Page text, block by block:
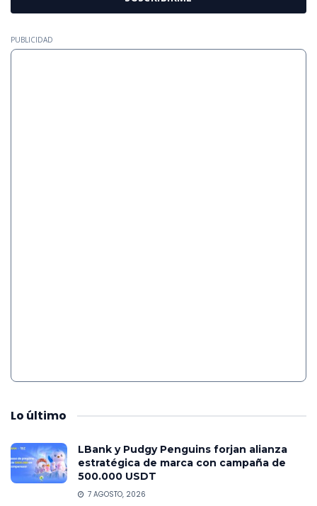
PUBLICIDAD
Lo último
LBank y Pudgy Penguins forjan alianza
estratégica de marca con campaña de
500.000 USDT
7 AGOSTO, 2026